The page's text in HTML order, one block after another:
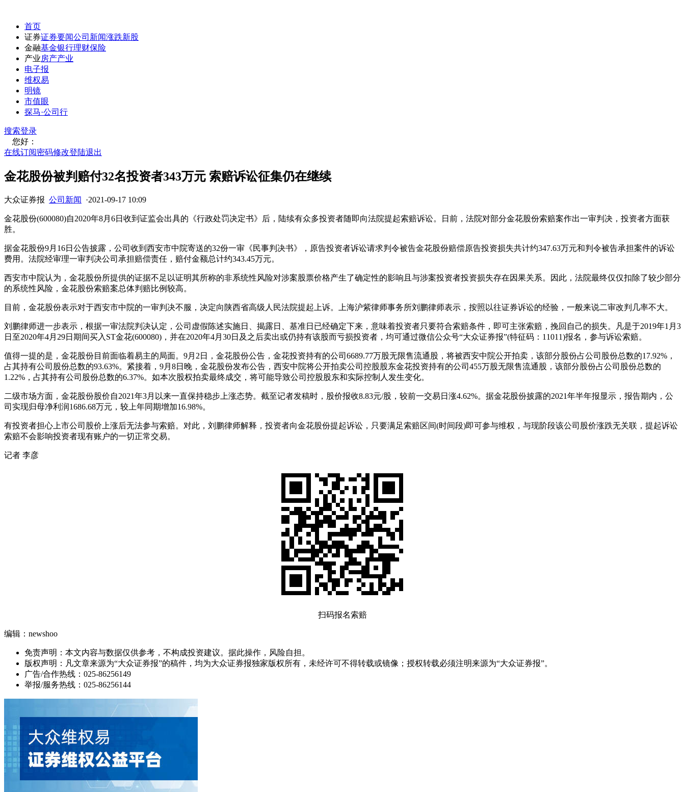
首页
证券证券要闻公司新闻涨跌新股
金融基金银行理财保险
产业房产产业
电子报
维权易
明镜
市值眼
探马·公司行
搜索登录
您好：
在线订阅密码修改登陆退出
金花股份被判赔付32名投资者343万元 索赔诉讼征集仍在继续
大众证券报 公司新闻 ·2021-09-17 10:09
金花股份(600080)自2020年8月6日收到证监会出具的《行政处罚决定书》后，陆续有众多投资者随即向法院提起索赔诉讼。日前，法院对部分金花股份索赔案作出一审判决，投资者方面获
胜。
据金花股份9月16日公告披露，公司收到西安市中院寄送的32份一审《民事判决书》，原告投资者诉讼请求判令被告金花股份赔偿原告投资损失共计约347.63万元和判令被告承担案件的诉讼
费用。法院经审理一审判决公司承担赔偿责任，赔付金额总计约343.45万元。
西安市中院认为，金花股份所提供的证据不足以证明其所称的非系统性风险对涉案股票价格产生了确定性的影响且与涉案投资者投资损失存在因果关系。因此，法院最终仅仅扣除了较少部分
的系统性风险，金花股份索赔案总体判赔比例较高。
目前，金花股份表示对于西安市中院的一审判决不服，决定向陕西省高级人民法院提起上诉。上海沪紫律师事务所刘鹏律师表示，按照以往证券诉讼的经验，一般来说二审改判几率不大。
刘鹏律师进一步表示，根据一审法院判决认定，公司虚假陈述实施日、揭露日、基准日已经确定下来，意味着投资者只要符合索赔条件，即可主张索赔，挽回自己的损失。凡是于2019年1月3
日至2020年4月29日期间买入ST金花(600080)，并在2020年4月30日及之后卖出或仍持有该股而亏损投资者，均可通过微信公众号“大众证券报”(特征码：11011)报名，参与诉讼索赔。
值得一提的是，金花股份目前面临着易主的局面。9月2日，金花股份公告，金花投资持有的公司6689.77万股无限售流通股，将被西安中院公开拍卖，该部分股份占公司股份总数的17.92%，
占其持有公司股份总数的93.63%。紧接着，9月8日晚，金花股份发布公告，西安中院将公开拍卖公司控股股东金花投资持有的公司455万股无限售流通股，该部分股份占公司股份总数的
1.22%，占其持有公司股份总数的6.37%。如本次股权拍卖最终成交，将可能导致公司控股股东和实际控制人发生变化。
二级市场方面，金花股份股价自2021年3月以来一直保持稳步上涨态势。截至记者发稿时，股价报收8.83元/股，较前一交易日涨4.62%。据金花股份披露的2021年半年报显示，报告期内，公
司实现归母净利润1686.68万元，较上年同期增加16.98%。
有投资者担心上市公司股价上涨后无法参与索赔。对此，刘鹏律师解释，投资者向金花股份提起诉讼，只要满足索赔区间(时间段)即可参与维权，与现阶段该公司股价涨跌无关联，提起诉讼
索赔不会影响投资者现有账户的一切正常交易。
记者 李彦
扫码报名索赔
编辑：newshoo
免责声明：本文内容与数据仅供参考，不构成投资建议。据此操作，风险自担。
版权声明：凡文章来源为“大众证券报”的稿件，均为大众证券报独家版权所有，未经许可不得转载或镜像；授权转载必须注明来源为“大众证券报”。
广告/合作热线：025-86256149
举报/服务热线：025-86256144